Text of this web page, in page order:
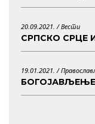
20.09.2021. /Вести
СРПСКО СРЦЕ
19.01.2021. /